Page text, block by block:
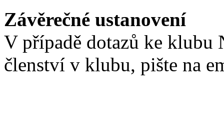
Závěrečné ustanovení
V případě dotazů ke klubu
členství v klubu, pište na